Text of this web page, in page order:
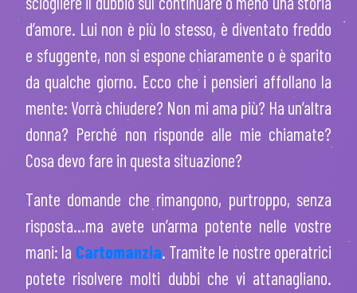
d’amore. Lui non è più lo stesso, è diventato freddo
e sfuggente, non si espone chiaramente o è sparito
da qualche giorno. Ecco che i pensieri affollano la
mente: Vorrà chiudere? Non mi ama più? Ha un’altra
donna? Perché non risponde alle mie chiamate?
Cosa devo fare in questa situazione?
Tante domande che rimangono, purtroppo, senza
risposta…ma avete un’arma potente nelle vostre
mani: la Cartomanzia. Tramite le nostre operatrici
potete risolvere molti dubbi che vi attanagliano.